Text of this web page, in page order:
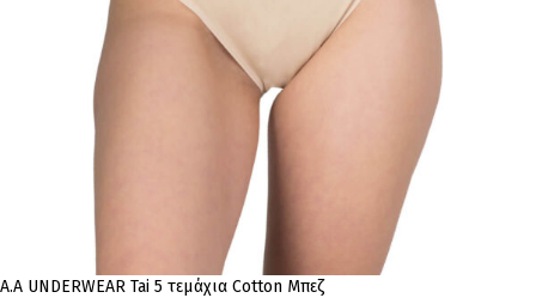
A.A UNDERWEAR Tai 5 τεμάχια Cotton Μπεζ